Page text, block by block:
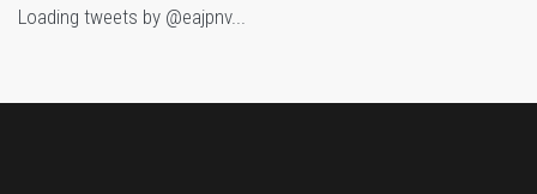
Loading tweets by @eajpnv...